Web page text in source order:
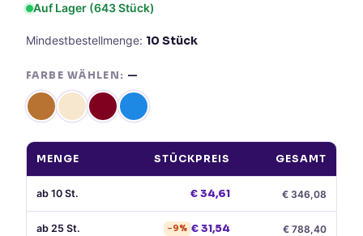
Auf Lager (643 Stück)
Mindestbestellmenge: 10 Stück
FARBE WÄHLEN: —
MENGE STÜCKPREIS GESAMT
ab 10 St. €34,61 € 346,08
ab 25 St. −9% €31,54 € 788,40